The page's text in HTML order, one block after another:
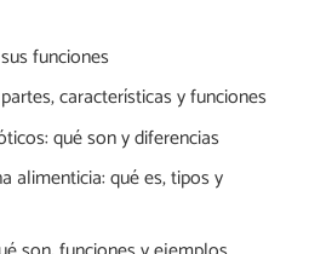
funciones
características y funciones
qué son y diferencias
alimenticia: qué es, tipos y